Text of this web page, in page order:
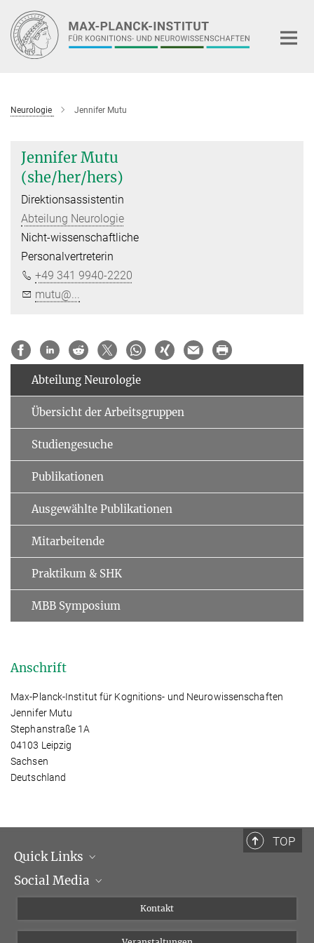
Hauptinhalt
Neurologie Jennifer Mutu
Jennifer Mutu
(she/her/hers)
Direktionsassistentin
Abteilung Neurologie
Nicht-wissenschaftliche
Personalvertreterin
+49 341 9940-2220
mutu@...
Abteilung Neurologie
Übersicht der Arbeitsgruppen
Studiengesuche
Publikationen
Ausgewählte Publikationen
Mitarbeitende
Praktikum & SHK
MBB Symposium
Anschrift
Max-Planck-Institut für Kognitions- und Neurowissenschaften
Jennifer Mutu
Stephanstraße 1A
04103 Leipzig
Sachsen
Deutschland
TOP
Quick Links
Institutsleitung
Social Media
Kontakt